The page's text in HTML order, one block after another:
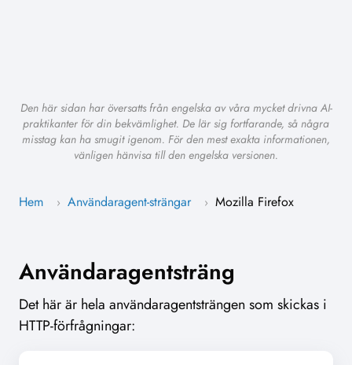
Den här sidan har översatts från engelska av våra mycket drivna AI-
praktikanter för din bekvämlighet. De lär sig fortfarande, så några
misstag kan ha smugit igenom. För den mest exakta informationen,
vänligen hänvisa till den engelska versionen.
Hem › Användaragent-strängar › Mozilla Firefox
Användaragentsträng
Det här är hela användaragentsträngen som skickas i
HTTP-förfrågningar: